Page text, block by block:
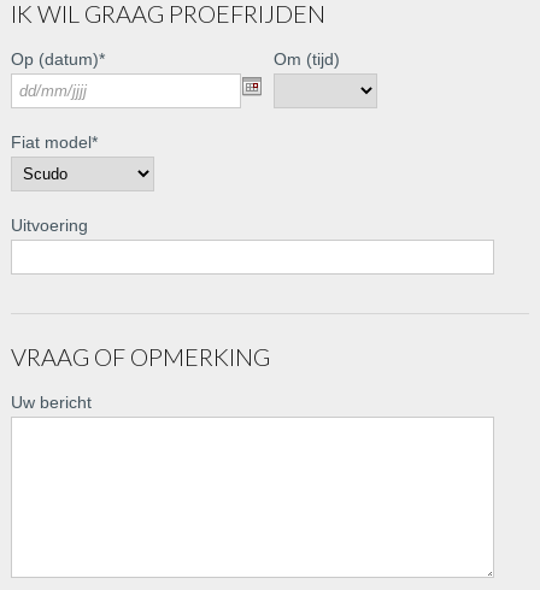
IK WIL GRAAG PROEFRIJDEN
Op (datum)* Om (tijd)
Fiat model*
Uitvoering
VRAAG OF OPMERKING
Uw bericht